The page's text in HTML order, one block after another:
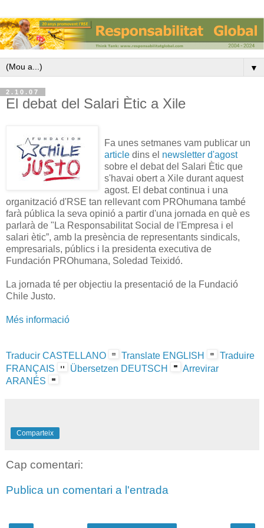
▼
2.10.07
El debat del Salari Ètic a Xile
Fa unes setmanes vam publicar un
article dins el newsletter d'agost
sobre el debat del Salari Ètic que
s'havai obert a Xile durant aquest
agost. El debat continua i una
organització d'RSE tan rellevant com PROhumana també
farà pública la seva opinió a partir d'una jornada en què es
parlarà de "La Responsabilitat Social de l'Empresa i el
salari ètic”, amb la presència de representants sindicals,
empresarials, públics i la presidenta executiva de
Fundación PROhumana, Soledad Teixidó.
La jornada té per objectiu la presentació de la Fundació
Chile Justo.
Més informació
Traducir CASTELLANO Translate ENGLISH
Traduire
FRANÇAIS
Übersetzen DEUTSCH
Arrevirar
ARANÉS
Comparteix
Cap comentari:
Publica un comentari a l'entrada